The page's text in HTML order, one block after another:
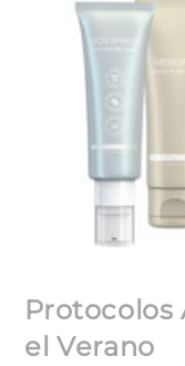
Protocolos
el Verano